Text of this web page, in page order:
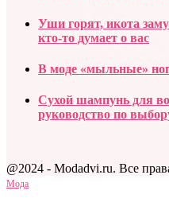
Уши горят, икота
кто-то думает о вас
В моде «мыльные»
Сухой шампунь для
руководство по
@2024 - Modadvi.ru. Все
Мода